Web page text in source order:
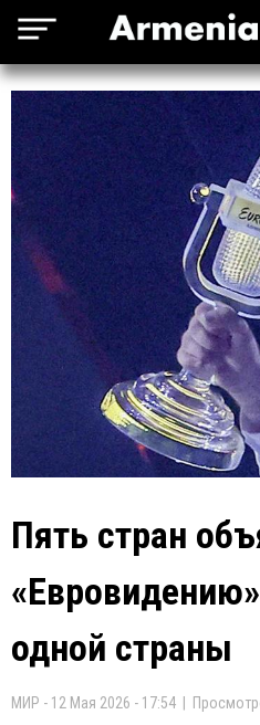
Пять стран
одной страны
МИР - 12 Мая 2026 - 17:54 |